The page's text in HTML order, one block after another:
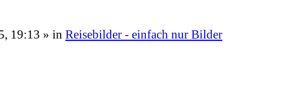
19:13 » in Reisebilder - einfach nur Bilder